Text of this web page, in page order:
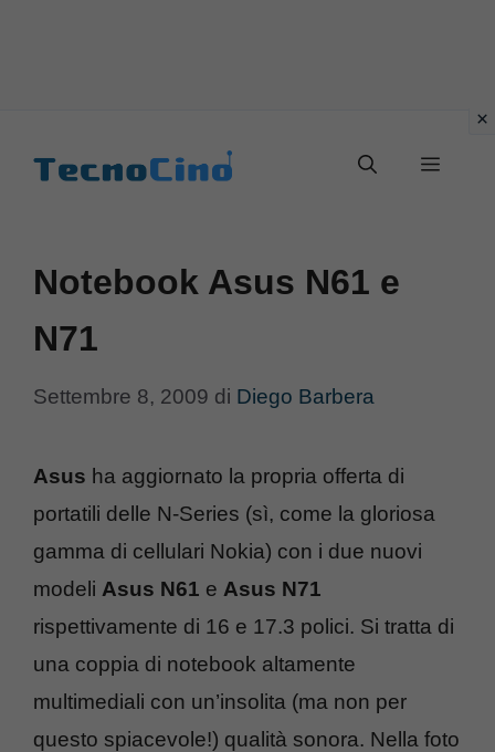
Menu
Notebook Asus N61 e
N71
Settembre 8, 2009 di Diego Barbera
Asus ha aggiornato la propria offerta di
portatili delle N-Series (sì, come la gloriosa
gamma di cellulari Nokia) con i due nuovi
modeli Asus N61 e Asus N71
rispettivamente di 16 e 17.3 polici. Si tratta di
una coppia di notebook altamente
multimediali con un’insolita (ma non per
questo spiacevole!) qualità sonora. Nella foto